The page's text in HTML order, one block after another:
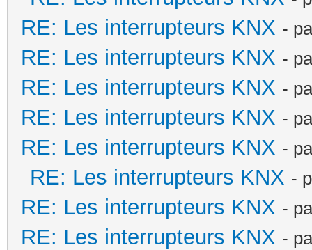
RE: Les interrupteurs KNX -
RE: Les interrupteurs KNX -
RE: Les interrupteurs KNX -
RE: Les interrupteurs KNX -
RE: Les interrupteurs KNX -
RE: Les interrupteurs KNX -
RE: Les interrupteurs KNX -
RE: Les interrupteurs KNX -